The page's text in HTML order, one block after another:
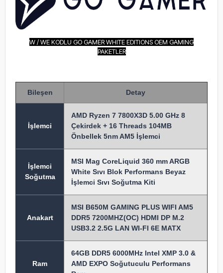
W / WE KODLU GO GAMER WHITE EDITIONS OEM GAMING
PAKETLER
Bileşen Detay
İşlemci
AMD Ryzen 7 7800X3D 5.00 GHz 8
Çekirdek + 16 Threads 104MB
Önbellek 5nm AM5 İşlemci
İşlemci
Soğutma
MSI Mag CoreLiquid 360 mm ARGB
White Sıvı Blok Performans Beyaz
İşlemci Sıvı Soğutma Kiti
Anakart
MSI B650M GAMING PLUS WIFI AM5
DDR5 7200MHZ(OC) HDMI DP M.2
USB3.2 2.5G LAN WI-FI 6E MATX
Ram
64GB DDR5 6000MHz Intel XMP 3.0 &
AMD EXPO Soğutuculu Performans